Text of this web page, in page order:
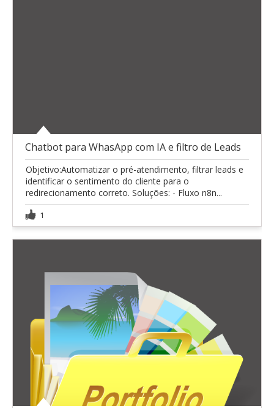
Chatbot para WhasApp com IA e filtro de Leads
Objetivo:Automatizar o pré-atendimento, filtrar leads e
identificar o sentimento do cliente para o
redirecionamento correto. Soluções: - Fluxo n8n...
1